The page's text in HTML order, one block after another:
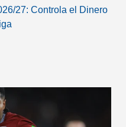
27: Controla el Dinero